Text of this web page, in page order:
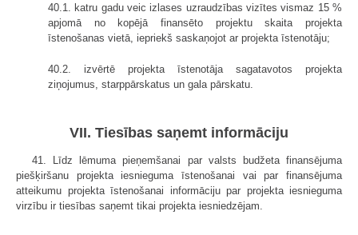
40.1. katru gadu veic izlases uzraudzības vizītes vismaz 15 %
apjomā no kopējā finansēto projektu skaita projekta
īstenošanas vietā, iepriekš saskaņojot ar projekta īstenotāju;
40.2. izvērtē projekta īstenotāja sagatavotos projekta
ziņojumus, starppārskatus un gala pārskatu.
VII. Tiesības saņemt informāciju
41. Līdz lēmuma pieņemšanai par valsts budžeta finansējuma
piešķiršanu projekta iesnieguma īstenošanai vai par finansējuma
atteikumu projekta īstenošanai informāciju par projekta iesnieguma
virzību ir tiesības saņemt tikai projekta iesniedzējam.